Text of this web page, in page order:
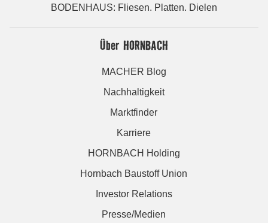
BODENHAUS: Fliesen. Platten. Dielen
Über HORNBACH
MACHER Blog
Nachhaltigkeit
Marktfinder
Karriere
HORNBACH Holding
Hornbach Baustoff Union
Investor Relations
Presse/Medien